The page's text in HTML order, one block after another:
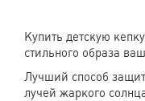
Купить детскую
стильного образа
Лучший способ
лучей жаркого